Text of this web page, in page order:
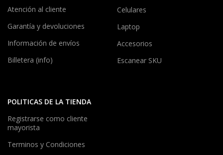
Atención al cliente
Garantía y devoluciones
Información de envíos
Billetera (info)
Celulares
Laptop
Accesorios
Escanear SKU
POLITICAS DE LA TIENDA
Registrarse como cliente
mayorista
Terminos y Condiciones